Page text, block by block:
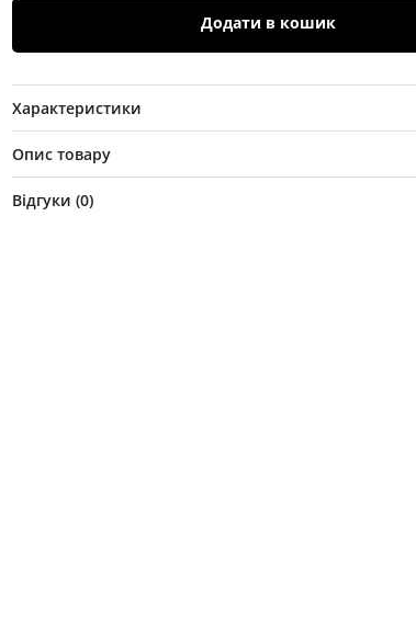
Додати в кошик
Характеристики
Опис товару
Відгуки (0)